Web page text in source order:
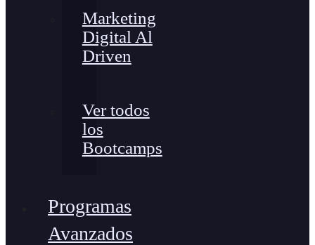
Marketing
Digital Al
Driven
Ver todos
los
Bootcamps
Programas
Avanzados